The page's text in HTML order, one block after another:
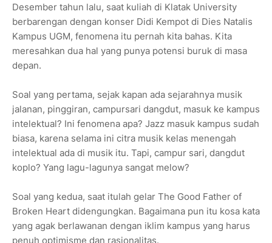
Desember tahun lalu, saat kuliah di Klatak University
berbarengan dengan konser Didi Kempot di Dies Natalis
Kampus UGM, fenomena itu pernah kita bahas. Kita
meresahkan dua hal yang punya potensi buruk di masa
depan.
Soal yang pertama, sejak kapan ada sejarahnya musik
jalanan, pinggiran, campursari dangdut, masuk ke kampus
intelektual? Ini fenomena apa? Jazz masuk kampus sudah
biasa, karena selama ini citra musik kelas menengah
intelektual ada di musik itu. Tapi, campur sari, dangdut
koplo? Yang lagu-lagunya sangat melow?
Soal yang kedua, saat itulah gelar The Good Father of
Broken Heart didengungkan. Bagaimana pun itu kosa kata
yang agak berlawanan dengan iklim kampus yang harus
penuh optimisme dan rasionalitas.